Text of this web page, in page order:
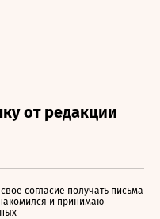
согласие получать письма
и принимаю